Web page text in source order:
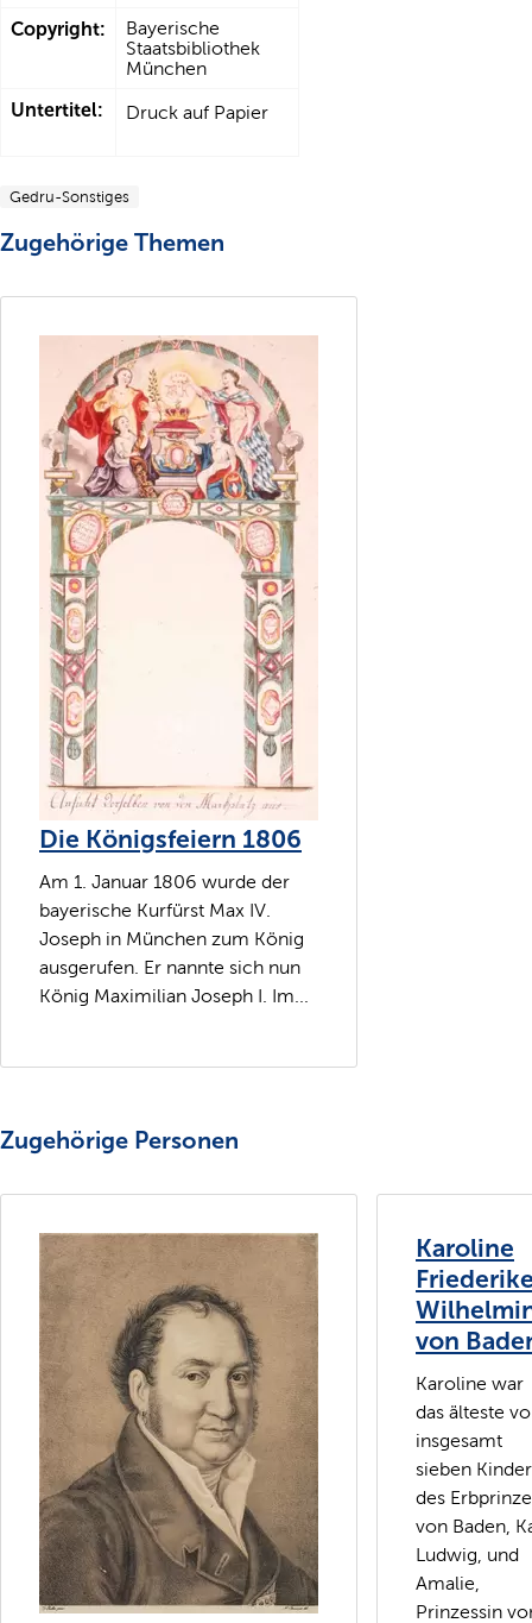
Copyright:
Bayerische
Staatsbibliothek
München
Untertitel: Druck auf Papier
Gedru-Sonstiges
Zugehörige Themen
Die Königsfeiern 1806
Am 1. Januar 1806 wurde der
bayerische Kurfürst Max IV.
Joseph in München zum König
ausgerufen. Er nannte sich nun
König Maximilian Joseph I. Im...
Zugehörige Personen
Karoline
von
Karoline war
das älteste
insgesamt
sieben
des
von Baden,
Ludwig, und
Amalie,
Prinzessin